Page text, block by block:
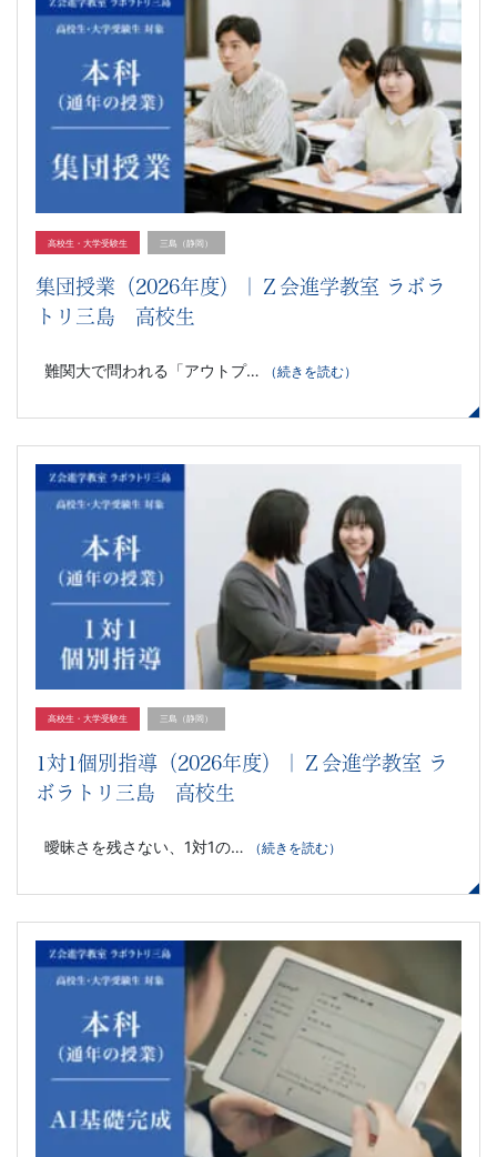
高校生・大学受験生 三島（静岡）
集団授業（2026年度）｜Ｚ会進学教室 ラボラ
トリ三島 高校生
難関大で問われる「アウトプ… （続きを読む）
高校生・大学受験生 三島（静岡）
1対1個別指導（2026年度）｜Ｚ会進学教室 ラ
ボラトリ三島 高校生
曖昧さを残さない、1対1の… （続きを読む）